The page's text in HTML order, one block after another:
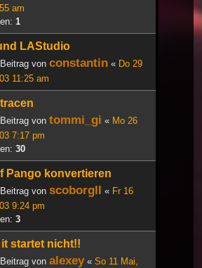
am
1
LAStudio
von constantin « Do 29
11:25 am
von tommi_gi « Mo 26
7:17 pm
30
Pango konvertieren
von scoborgll « Fr 16
9:24 pm
3
it startet nicht!!
von alexey« So 11 Mai,